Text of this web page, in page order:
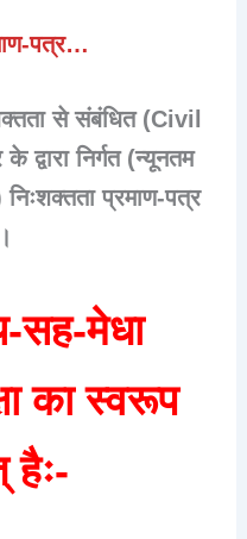
पत्र…
से संबंधित (Civil
निर्गत (न्यूनतम
प्रमाण-पत्र
सह-मेधा
का स्वरूप
हैः-